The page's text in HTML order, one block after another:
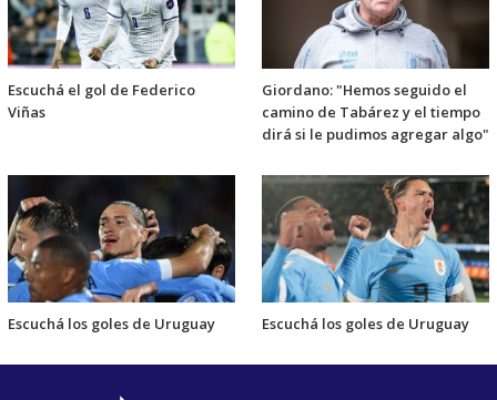
Escuchá el gol de Federico
Viñas
Giordano: "Hemos seguido el
camino de Tabárez y el tiempo
dirá si le pudimos agregar algo"
Escuchá los goles de Uruguay Escuchá los goles de Uruguay